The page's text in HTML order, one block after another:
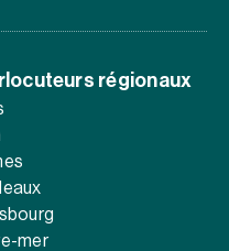
régionaux
mer